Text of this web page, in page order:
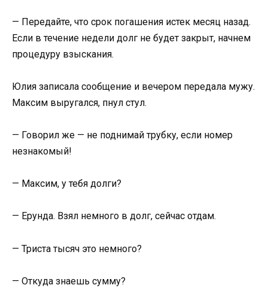
— Передайте, что срок погашения истек месяц назад.
Если в течение недели долг не будет закрыт, начнем
процедуру взыскания.
Юлия записала сообщение и вечером передала мужу.
Максим выругался, пнул стул.
— Говорил же — не поднимай трубку, если номер
незнакомый!
— Максим, у тебя долги?
— Ерунда. Взял немного в долг, сейчас отдам.
— Триста тысяч это немного?
— Откуда знаешь сумму?